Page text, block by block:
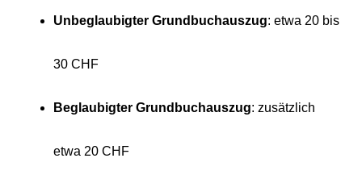
Unbeglaubigter Grundbuchauszug: etwa 20 bis
30 CHF
Beglaubigter Grundbuchauszug: zusätzlich
etwa 20 CHF